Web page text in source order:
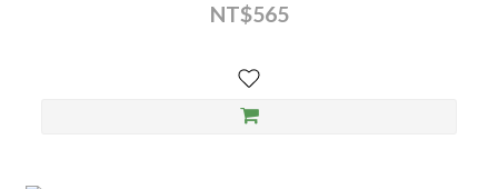
NT$565